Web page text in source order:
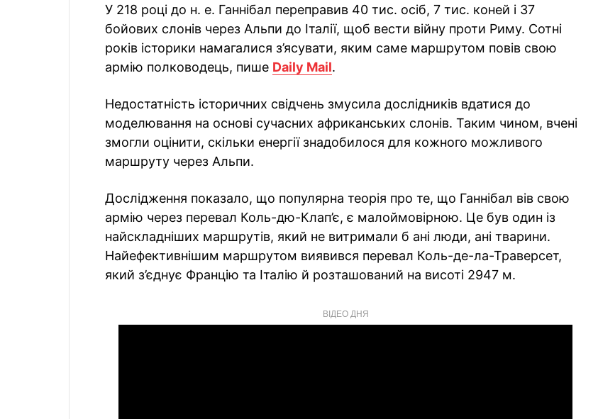
У 218 році до н. е. Ганнібал переправив 40 тис. осіб, 7 тис. коней і 37
бойових слонів через Альпи до Італії, щоб вести війну проти Риму. Сотні
років історики намагалися з’ясувати, яким саме маршрутом повів свою
армію полководець, пише Daily Mail.
Недостатність історичних свідчень змусила дослідників вдатися до
моделювання на основі сучасних африканських слонів. Таким чином, вчені
змогли оцінити, скільки енергії знадобилося для кожного можливого
маршруту через Альпи.
Дослідження показало, що популярна теорія про те, що Ганнібал вів свою
армію через перевал Коль-дю-Клап’є, є малоймовірною. Це був один із
найскладніших маршрутів, який не витримали б ані люди, ані тварини.
Найефективнішим маршрутом виявився перевал Коль-де-ла-Траверсет,
який з’єднує Францію та Італію й розташований на висоті 2947 м.
ВІДЕО ДНЯ